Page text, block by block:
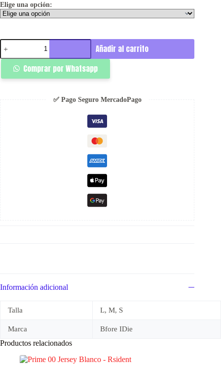
Elige una opción:
Polo
Emotions
Negro
Bfore
Añadir al carrito
Comprar por Whatsapp
✅ Pago Seguro MercadoPago
Información adicional
Talla L, M, S
Marca Bfore IDie
Productos relacionados